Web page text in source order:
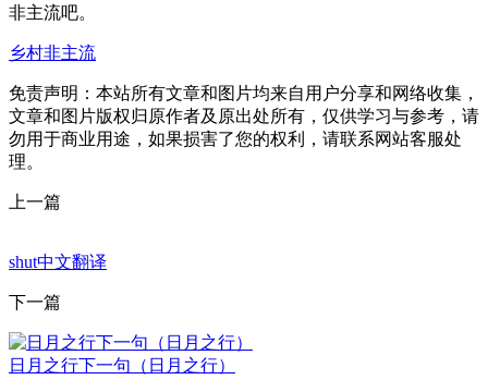
非主流吧。
乡村非主流
免责声明：本站所有文章和图片均来自用户分享和网络收集，
文章和图片版权归原作者及原出处所有，仅供学习与参考，请
勿用于商业用途，如果损害了您的权利，请联系网站客服处
理。
上一篇
shut中文翻译
下一篇
日月之行下一句（日月之行）